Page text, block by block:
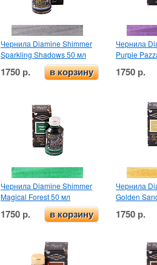
Чернила Diamine Shimmer
Sparkling Shadows 50 мл
1750 р. в корзину
Чернила
Purple
1750 р.
Чернила Diamine Shimmer
Magical Forest 50 мл
1750 р. в корзину
Чернила
Golden
1750 р.